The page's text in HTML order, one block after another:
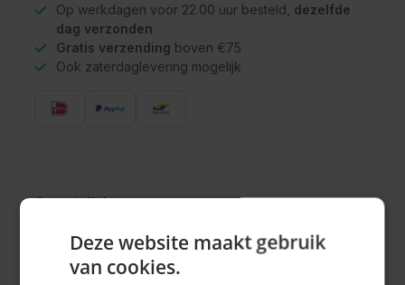
Op werkdagen voor 22.00 uur besteld, dezelfde
dag verzonden
Gratis verzending boven €75
Ook zaterdaglevering mogelijk
Omschrijving
Vlaggenlijn Oktober Bier Festival - 10 meter. Inhoud: 1
vlaggenlijn. De vlaggenlijn is 10 meter met 15
Deze website maakt gebruik
van cookies.